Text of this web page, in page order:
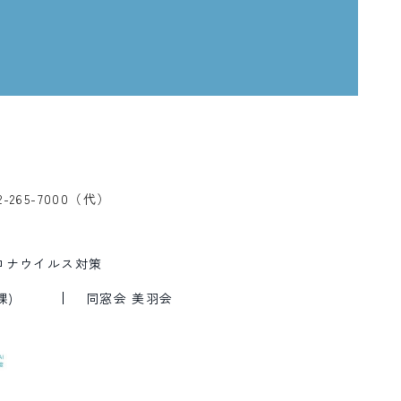
265-7000（代）
ナウイルス対策
)
同窓会 美羽会